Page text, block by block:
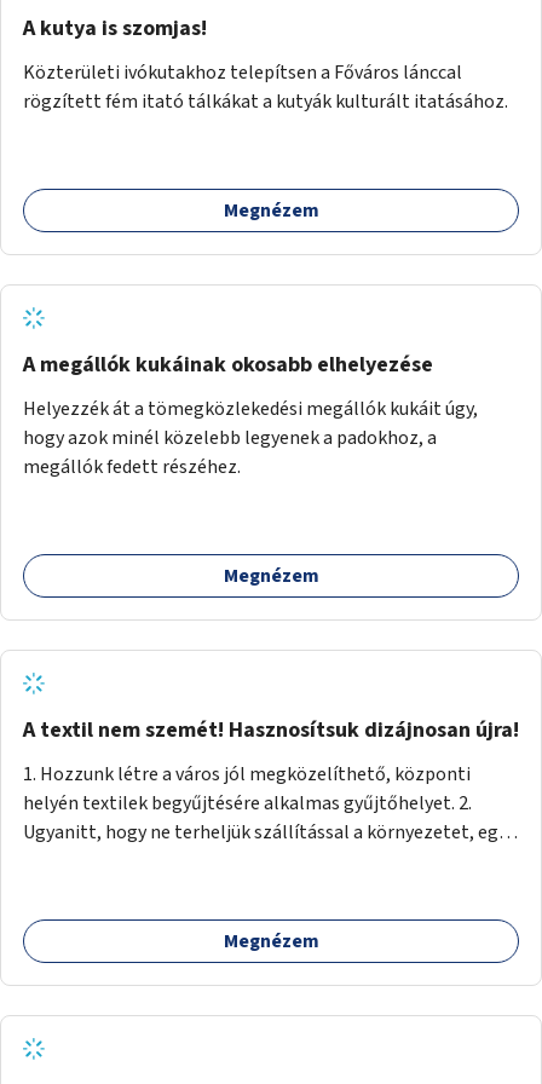
A kutya is szomjas!
Közterületi ivókutakhoz telepítsen a Főváros lánccal
rögzített fém itató tálkákat a kutyák kulturált itatásához.
Megnézem
A megállók kukáinak okosabb elhelyezése
Helyezzék át a tömegközlekedési megállók kukáit úgy,
hogy azok minél közelebb legyenek a padokhoz, a
megállók fedett részéhez.
Megnézem
A textil nem szemét! Hasznosítsuk dizájnosan újra!
1. Hozzunk létre a város jól megközelíthető, központi
helyén textilek begyűjtésére alkalmas gyűjtőhelyet. 2.
Ugyanitt, hogy ne terheljük szállítással a környezetet, egy
Ugyanitt egy utcára nyíló bemutatótermet és üzletet, ahol
az elkészült termékek megnézhetők, megvásárolhatók.
még használható darabokat értékesíteni lehet az
üzletben.) 3. A textilek darabolása kisebb-nagyobb
Megnézem